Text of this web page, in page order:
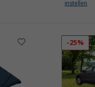
instellen
-25%